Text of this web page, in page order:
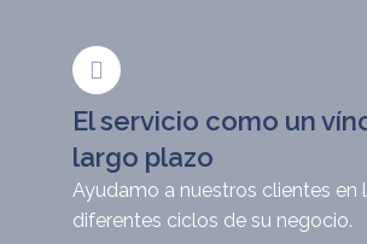
El servicio como un
largo plazo
Ayudamo a nuestros clientes en
diferentes ciclos de su negocio.